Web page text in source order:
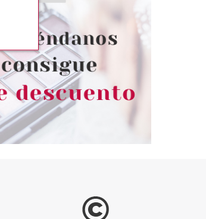
ESSENCE YEE HAW!
COLORETE EN STICK 9 G
Pvr 4.89€
-15%
desde